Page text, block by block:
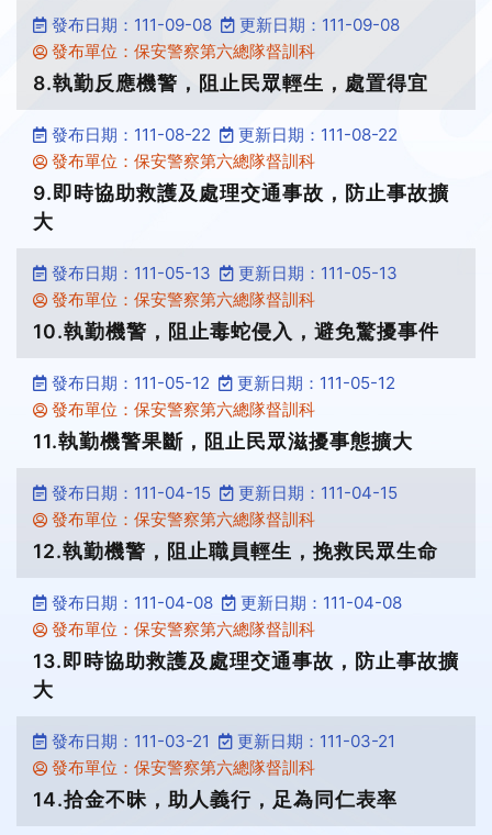
發布日期：111-09-08
更新日期：111-09-08
發布單位：保安警察第六總隊督訓科
8.執勤反應機警，阻止民眾輕生，處置得宜
發布日期：111-08-22
更新日期：111-08-22
發布單位：保安警察第六總隊督訓科
9.即時協助救護及處理交通事故，防止事故擴
大
發布日期：111-05-13
更新日期：111-05-13
發布單位：保安警察第六總隊督訓科
10.執勤機警，阻止毒蛇侵入，避免驚擾事件
發布日期：111-05-12
更新日期：111-05-12
發布單位：保安警察第六總隊督訓科
11.執勤機警果斷，阻止民眾滋擾事態擴大
發布日期：111-04-15
更新日期：111-04-15
發布單位：保安警察第六總隊督訓科
12.執勤機警，阻止職員輕生，挽救民眾生命
發布日期：111-04-08
更新日期：111-04-08
發布單位：保安警察第六總隊督訓科
13.即時協助救護及處理交通事故，防止事故擴
大
發布日期：111-03-21
更新日期：111-03-21
發布單位：保安警察第六總隊督訓科
14.拾金不昧，助人義行，足為同仁表率